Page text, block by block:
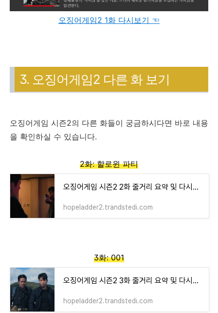
오징어게임2 1화 다시보기 ☜
3. 오징어게임2 다른 화 보기
오징어게임 시즌2의 다른 화들이 궁금하시다면 바로 내용
을 확인하실 수 있습니다.
2화: 할로윈 파티
오징어게임 시즌2 2화 줄거리 요약 및 다시보기
hopeladder2.trandstedi.com
3화: 001
오징어게임 시즌2 3화 줄거리 요약 및 다시보기
hopeladder2.trandstedi.com